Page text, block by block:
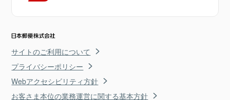
サイトのご利用について
プライバシーポリシー
Webアクセシビリティ方針
お客さま本位の業務運営に関する基本方針